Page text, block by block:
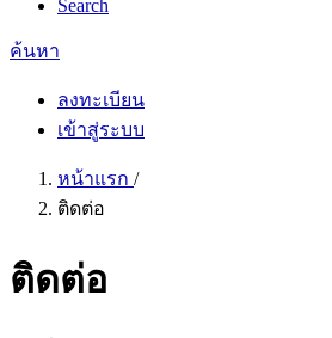
Search
ค้นหา
ลงทะเบียน
เข้าสู่ระบบ
หน้าแรก /
ติดต่อ
ติดต่อ